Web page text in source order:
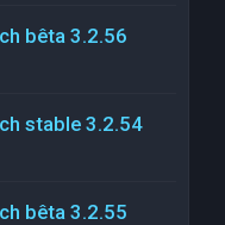
bêta 3.2.56
stable 3.2.54
bêta 3.2.55